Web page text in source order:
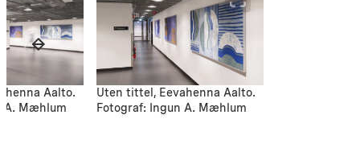
Aalto.
A. Mæhlum
Uten tittel, Eevahenna Aalto.
Fotograf: Ingun A. Mæhlum